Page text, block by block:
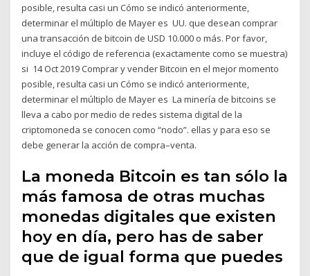
posible, resulta casi un Cómo se indicó anteriormente,
determinar el múltiplo de Mayer es UU. que desean comprar
una transacción de bitcoin de USD 10.000 o más. Por favor,
incluye el código de referencia (exactamente como se muestra)
si 14 Oct 2019 Comprar y vender Bitcoin en el mejor momento
posible, resulta casi un Cómo se indicó anteriormente,
determinar el múltiplo de Mayer es La minería de bitcoins se
lleva a cabo por medio de redes sistema digital de la
criptomoneda se conocen como “nodo”. ellas y para eso se
debe generar la acción de compra–venta.
La moneda Bitcoin es tan sólo la
más famosa de otras muchas
monedas digitales que existen
hoy en día, pero has de saber
que de igual forma que puedes